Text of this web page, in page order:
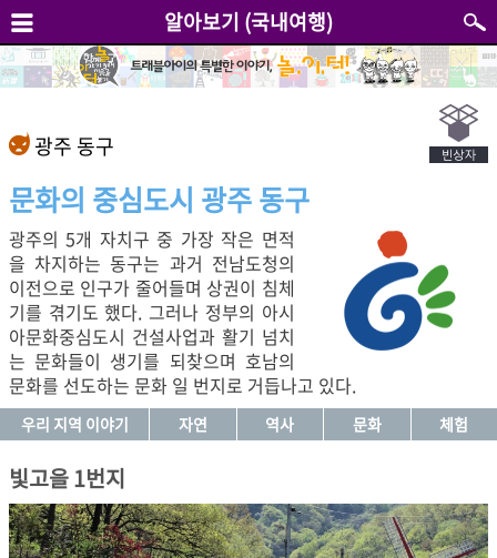
알아보기 (국내여행)
광주 동구
문화의 중심도시 광주 동구
광주의 5개 자치구 중 가장 작은 면적
을 차지하는 동구는 과거 전남도청의
이전으로 인구가 줄어들며 상권이 침체
기를 겪기도 했다. 그러나 정부의 아시
아문화중심도시 건설사업과 활기 넘치
는 문화들이 생기를 되찾으며 호남의
문화를 선도하는 문화 일 번지로 거듭나고 있다.
우리 지역 이야기 자연 역사 문화 체험
빛고을 1번지